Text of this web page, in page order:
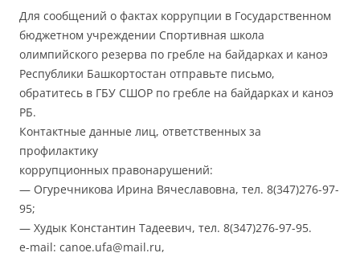
Для сообщений о фактах коррупции в Государственном
бюджетном учреждении Спортивная школа
олимпийского резерва по гребле на байдарках и каноэ
Республики Башкортостан отправьте письмо,
обратитесь в ГБУ СШОР по гребле на байдарках и каноэ
РБ.
Контактные данные лиц, ответственных за
профилактику
коррупционных правонарушений:
— Огуречникова Ирина Вячеславовна, тел. 8(347)276-97-
95;
— Худык Константин Тадеевич, тел. 8(347)276-97-95.
e-mail: canoe.ufa@mail.ru,